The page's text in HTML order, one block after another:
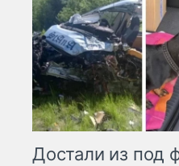
Достали из под